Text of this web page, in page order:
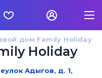
дом Family Holiday
Holiday
Адыгов, д. 1,